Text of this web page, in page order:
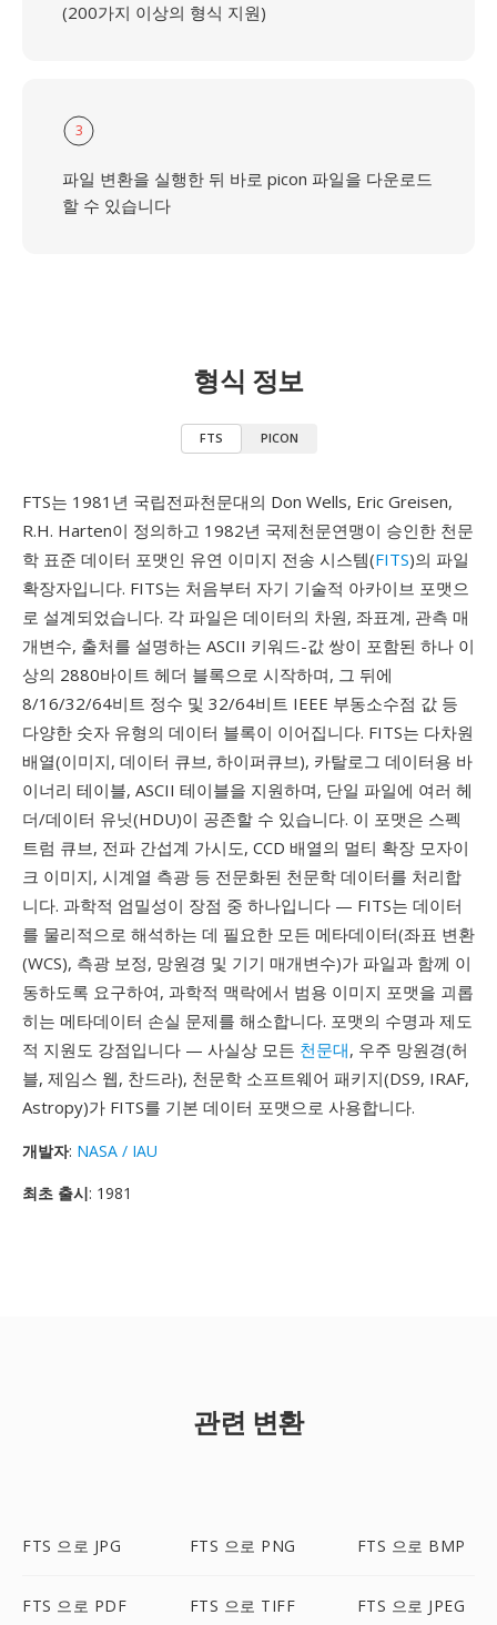
(200가지 이상의 형식 지원)
3
파일 변환을 실행한 뒤 바로 picon 파일을 다운로드
할 수 있습니다
형식 정보
FTS PICON
FTS는 1981년 국립전파천문대의 Don Wells, Eric Greisen,
R.H. Harten이 정의하고 1982년 국제천문연맹이 승인한 천문
학 표준 데이터 포맷인 유연 이미지 전송 시스템(FITS)의 파일
확장자입니다. FITS는 처음부터 자기 기술적 아카이브 포맷으
로 설계되었습니다. 각 파일은 데이터의 차원, 좌표계, 관측 매
개변수, 출처를 설명하는 ASCII 키워드-값 쌍이 포함된 하나 이
상의 2880바이트 헤더 블록으로 시작하며, 그 뒤에
8/16/32/64비트 정수 및 32/64비트 IEEE 부동소수점 값 등
다양한 숫자 유형의 데이터 블록이 이어집니다. FITS는 다차원
배열(이미지, 데이터 큐브, 하이퍼큐브), 카탈로그 데이터용 바
이너리 테이블, ASCII 테이블을 지원하며, 단일 파일에 여러 헤
더/데이터 유닛(HDU)이 공존할 수 있습니다. 이 포맷은 스펙
트럼 큐브, 전파 간섭계 가시도, CCD 배열의 멀티 확장 모자이
크 이미지, 시계열 측광 등 전문화된 천문학 데이터를 처리합
니다. 과학적 엄밀성이 장점 중 하나입니다 — FITS는 데이터
를 물리적으로 해석하는 데 필요한 모든 메타데이터(좌표 변환
(WCS), 측광 보정, 망원경 및 기기 매개변수)가 파일과 함께 이
동하도록 요구하여, 과학적 맥락에서 범용 이미지 포맷을 괴롭
히는 메타데이터 손실 문제를 해소합니다. 포맷의 수명과 제도
적 지원도 강점입니다 — 사실상 모든 천문대, 우주 망원경(허
블, 제임스 웹, 찬드라), 천문학 소프트웨어 패키지(DS9, IRAF,
Astropy)가 FITS를 기본 데이터 포맷으로 사용합니다.
개발자: NASA / IAU
최초 출시: 1981
관련 변환
FTS 으로 JPG FTS 으로 PNG FTS 으로 BMP
FTS 으로 PDF FTS 으로 TIFF FTS 으로 JPEG